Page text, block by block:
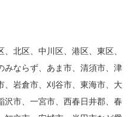
北区、中川区、港区、東区、
みならず、あま市、清須市、津
、岩倉市、刈谷市、東海市、大
沢市、一宮市、西春日井郡、春